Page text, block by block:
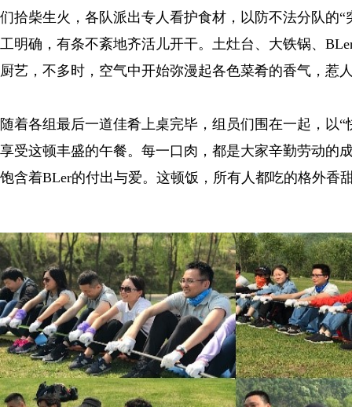
们拾柴生火，各队派出专人看护食材，以防不法分队的“
工明确，有条不紊地齐活儿开干。土灶台、大铁锅、
厨艺，不多时，空气中开始弥漫起各色菜肴的香气，惹
随着各组最后一道佳肴上桌完毕，组员们围在一起，以“
享受这顿丰盛的午餐。每一口肉，都是大家辛勤劳动的
饱含着BLer的付出与爱。这顿饭，所有人都吃的格外香